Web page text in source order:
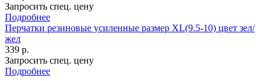
Запросить спец. цену
Подробнее
Перчатки резиновые усиленные размер XL(9.5-10) цвет зел/
жел
339 р.
Запросить спец. цену
Подробнее